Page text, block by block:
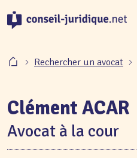
Rechercher un avocat
Clément ACAR
Avocat à la cour